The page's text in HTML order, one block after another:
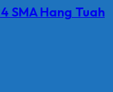
Hang Tuah